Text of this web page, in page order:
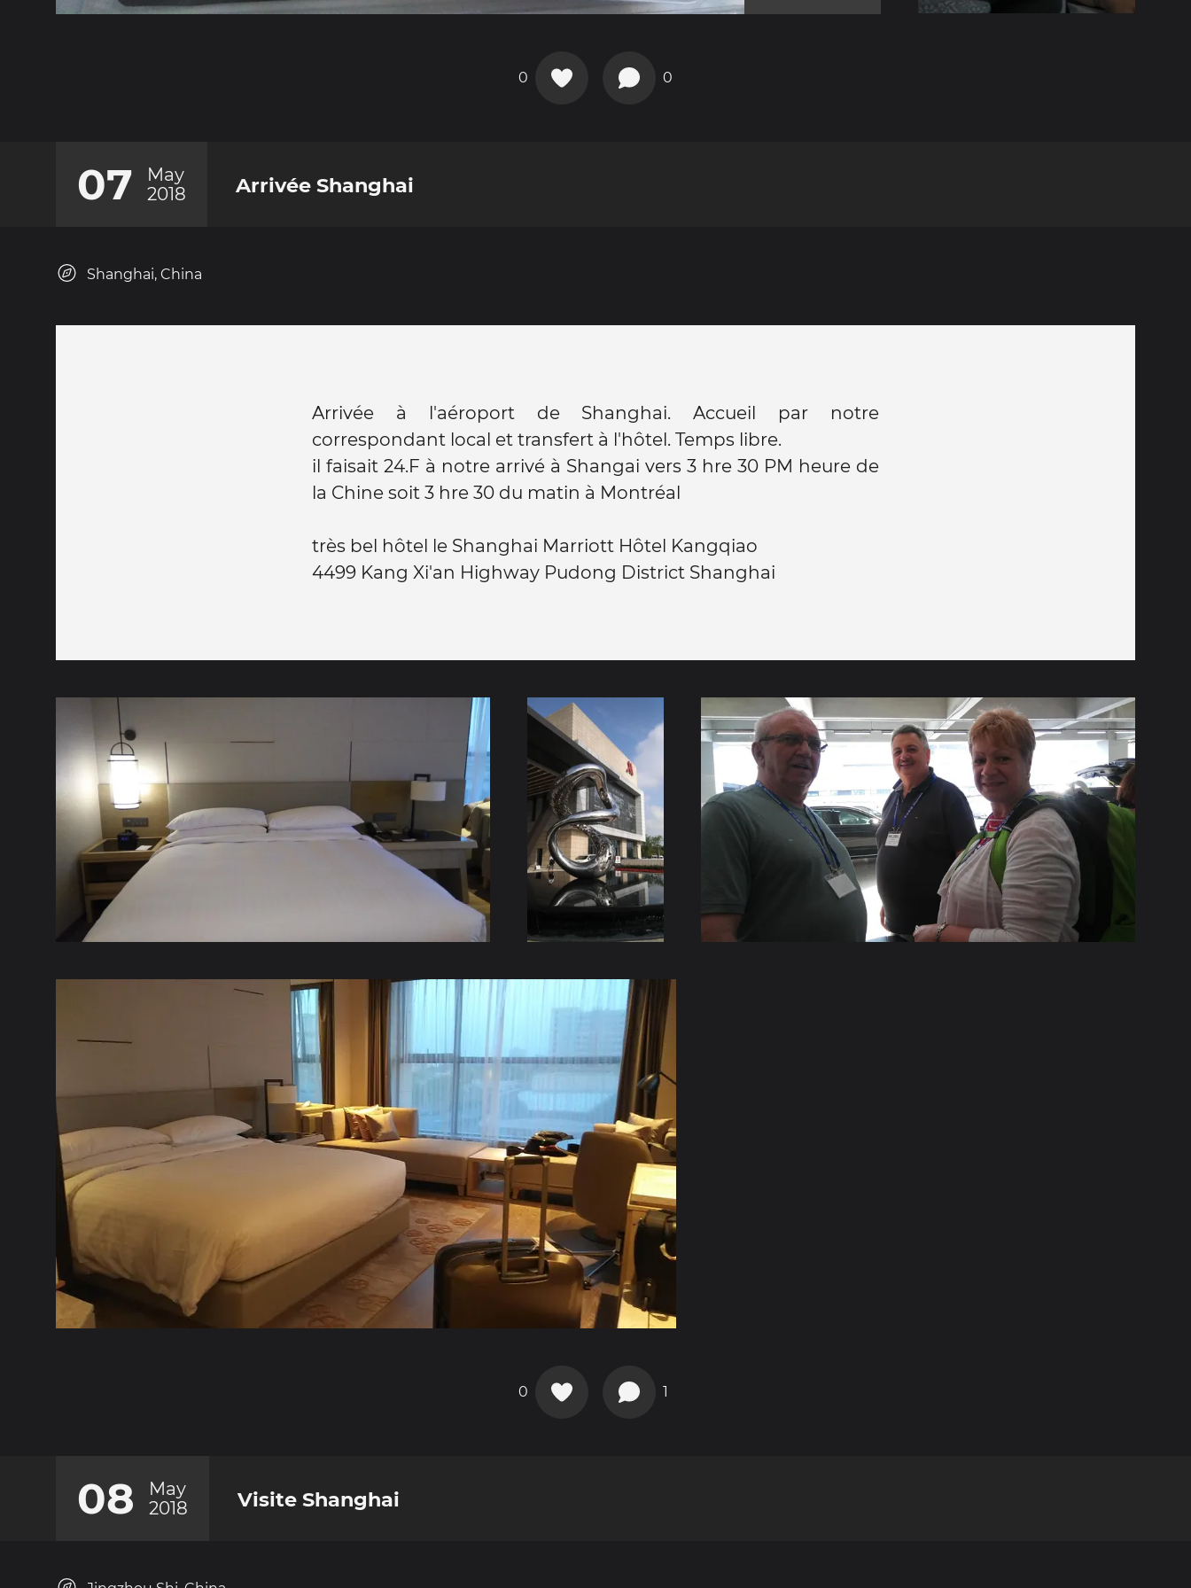
0 0
07
May
2018
Arrivée Shanghai
Shanghai, China
Arrivée à l'aéroport de Shanghai. Accueil par notre
correspondant local et transfert à l'hôtel. Temps libre.
il faisait 24.F à notre arrivé à Shangai vers 3 hre 30 PM heure de
la Chine soit 3 hre 30 du matin à Montréal
très bel hôtel le Shanghai Marriott Hôtel Kangqiao
4499 Kang Xi'an Highway Pudong District Shanghai
0 1
08
May
2018
Visite Shanghai